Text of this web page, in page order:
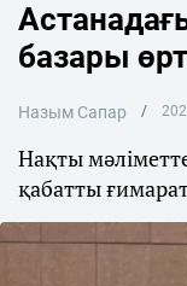
базары
Назым Сапар
Нақты
қабатты